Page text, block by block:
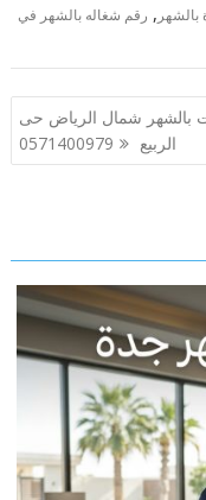
بالشهر , رقم شغاله بالشهر في
بالشهر شمال الرياض حى
الربيع 0571400979